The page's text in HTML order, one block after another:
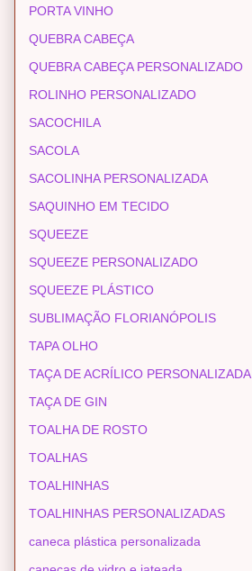
PORTA VINHO
QUEBRA CABEÇA
QUEBRA CABEÇA PERSONALIZADO
ROLINHO PERSONALIZADO
SACOCHILA
SACOLA
SACOLINHA PERSONALIZADA
SAQUINHO EM TECIDO
SQUEEZE
SQUEEZE PERSONALIZADO
SQUEEZE PLÁSTICO
SUBLIMAÇÃO FLORIANÓPOLIS
TAPA OLHO
TAÇA DE ACRÍLICO PERSONALIZADA
TAÇA DE GIN
TOALHA DE ROSTO
TOALHAS
TOALHINHAS
TOALHINHAS PERSONALIZADAS
caneca plástica personalizada